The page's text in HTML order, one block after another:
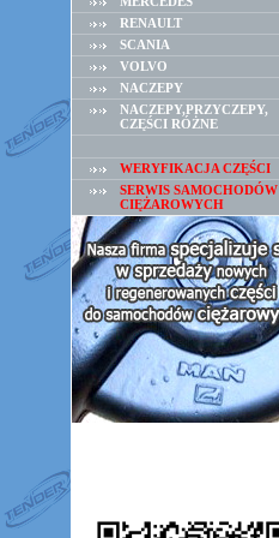
RENAULT
SCANIA
VOLVO
NACZEPY
NACZEPY,PRZYCZEPY,
CZĘŚCI RÓŻNE
WERYFIKACJA CZĘŚCI
SERWIS SAMOCHODÓW
CIĘŻAROWYCH